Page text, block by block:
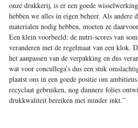
onze drukkerij, is er een goede
hebben we alles in eigen beheer. Als andere
materialen nodig hebben, moeten ze
Een klein voorbeeld: de nutri-scores van
veranderen met de regelmaat van een klok.
het aanpassen van de verpakking en dus
wat voor concullega’s dus een stuk
plaatst ons in een goede positie om
recyclaat gebruiken, nog dunnere folies
drukkwaliteit bereiken met minder inkt.”